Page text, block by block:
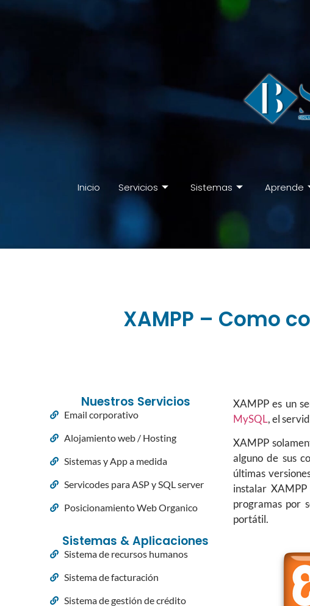
Inicio Servicios Sistemas Aprende
XAMPP – Como
Nuestros Servicios
Email corporativo
Alojamiento web / Hosting
Sistemas y App a medida
Servicodes para ASP y SQL server
Posicionamiento Web Organico
Sistemas & Aplicaciones
Sistema de recursos humanos
Sistema de facturación
Sistema de gestión de crédito
XAMPP es un
MySQL, el
XAMPP
alguno de sus
últimas
instalar
programas por
portátil.